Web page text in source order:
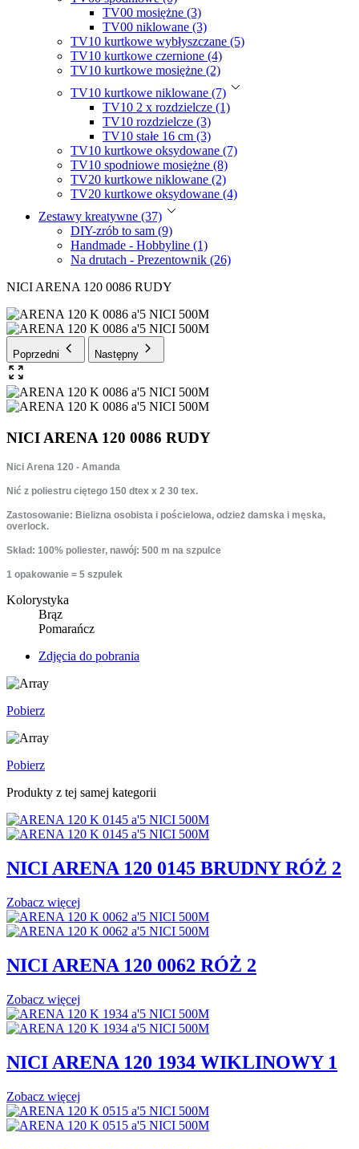
TV00 mosiężne (3)
TV00 niklowane (3)
TV10 kurtkowe wybłyszczane (5)
TV10 kurtkowe czernione (4)
TV10 kurtkowe mosiężne (2)
TV10 kurtkowe niklowane (7)
TV10 2 x rozdzielcze (1)
TV10 rozdzielcze (3)
TV10 stałe 16 cm (3)
TV10 kurtkowe oksydowane (7)
TV10 spodniowe mosiężne (8)
TV20 kurtkowe niklowane (2)
TV20 kurtkowe oksydowane (4)
Zestawy kreatywne (37)
DIY-zrób to sam (9)
Handmade - Hobbyline (1)
Na drutach - Prezentownik (26)
NICI ARENA 120 0086 RUDY
Poprzedni Następny
NICI ARENA 120 0086 RUDY
Nici Arena 120 - Amanda
Nić z poliestru ciętego 150 dtex x 2 30 tex.
Zastosowanie: Bielizna osobista i pościelowa, odzież damska i męska,
overlock.
Skład: 100% poliester, nawój: 500 m na szpulce
1 opakowanie = 5 szpulek
Kolorystyka
Brąz
Pomarańcz
Zdjęcia do pobrania
Pobierz
Pobierz
Produkty z tej samej kategorii
NICI ARENA 120 0145 BRUDNY RÓŻ 2
Zobacz więcej
NICI ARENA 120 0062 RÓŻ 2
Zobacz więcej
NICI ARENA 120 1934 WIKLINOWY 1
Zobacz więcej